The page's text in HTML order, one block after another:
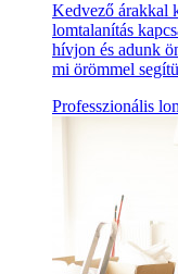
Kedvező árakkal
lomtalanítás
hívjon és adunk
mi örömmel
Professzionális